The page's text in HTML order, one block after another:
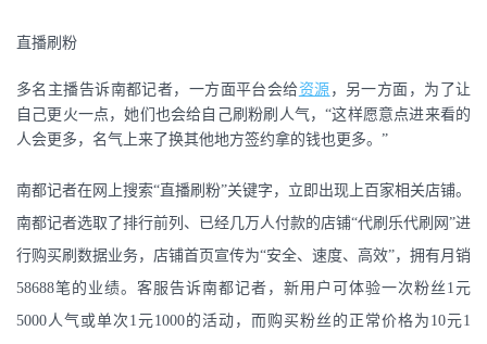
直播刷粉
多名主播告诉南都记者，一方面平台会给资源 ，另一方面，为了让
自己更火一点，她们也会给自己刷粉刷人气，“这样愿意点进来看的
人会更多，名气上来了换其他地方签约拿的钱也更多。”
南都记者在网上搜索“直播刷粉”关键字，立即出现上百家相关店铺。
南都记者选取了排行前列、已经几万人付款的店铺“代刷乐代刷网”进
行购买刷数据业务，店铺首页宣传为“安全、速度、高效”，拥有月销
58688笔的业绩。客服告诉南都记者，新用户可体验一次粉丝1元
5000人气或单次1元1000的活动，而购买粉丝的正常价格为10元1